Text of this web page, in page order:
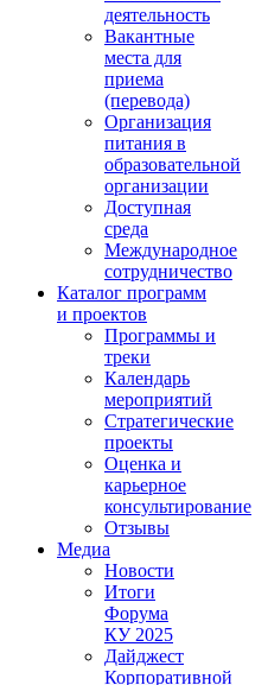
деятельность
Вакантные
места для
приема
(перевода)
Организация
питания в
образовательной
организации
Доступная
среда
Международное
сотрудничество
Каталог программ
и проектов
Программы и
треки
Календарь
мероприятий
Стратегические
проекты
Оценка и
карьерное
консультирование
Отзывы
Медиа
Новости
Итоги
Форума
КУ 2025
Дайджест
Корпоративной